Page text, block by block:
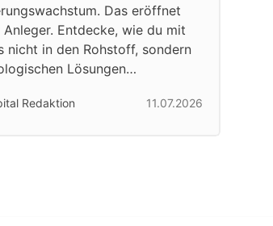
Das eröffnet
Anleger. Entdecke, wie du mit
nicht in den Rohstoff, sondern
Lösungen…
Redaktion 11.07.2026